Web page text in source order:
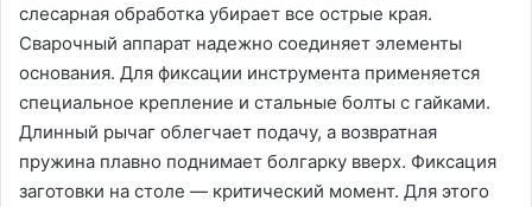
слесарная обработка убирает все острые края.
Сварочный аппарат надежно соединяет элементы
основания. Для фиксации инструмента применяется
специальное крепление и стальные болты с гайками.
Длинный рычаг облегчает подачу, а возвратная
пружина плавно поднимает болгарку вверх. Фиксация
заготовки на столе — критический момент. Для этого